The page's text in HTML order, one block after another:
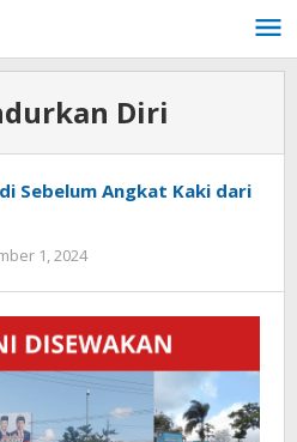
Diri
Sebelum Angkat Kaki dari
1, 2024